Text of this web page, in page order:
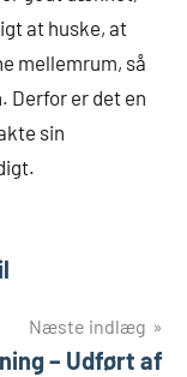
at huske, at
mellemrum, så
Derfor er det en
sin
Næste indlæg
– Udført af